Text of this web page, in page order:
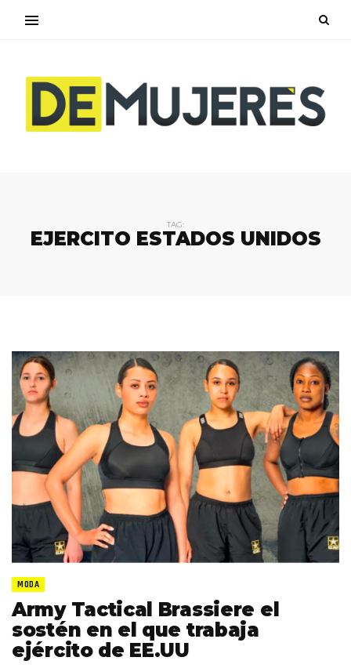
TAG:
EJERCITO ESTADOS UNIDOS
MODA
Army Tactical Brassiere el
sostén en el que trabaja
ejército de EE.UU